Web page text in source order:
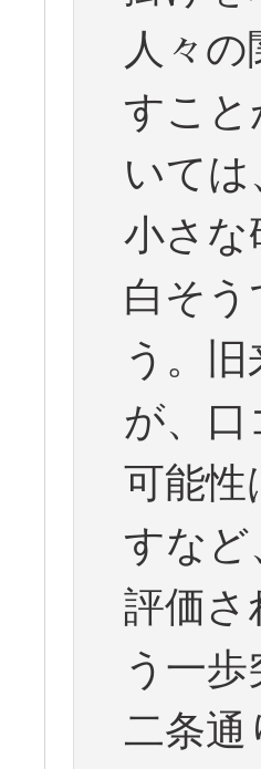
人々
すこと
いて
小さな
白そ
う。
が、
可能性
すなど
評価さ
う一
二条通